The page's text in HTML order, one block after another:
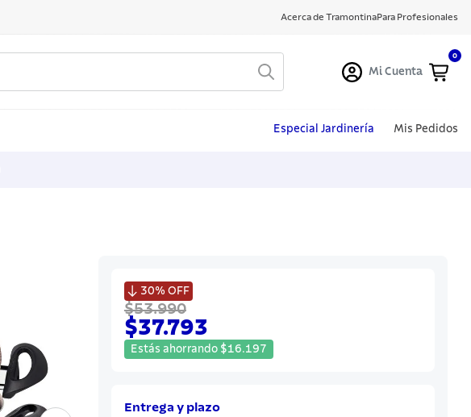
Acerca de TramontinaPara Profesionales
Mi Cuenta
0
Especial Jardinería Mis Pedidos
 30% OFF
$53.990
$37.793
Estás ahorrando $16.197
Entrega y plazo